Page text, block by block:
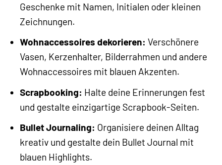
Geschenke mit Namen, Initialen oder kleinen
Zeichnungen.
Wohnaccessoires dekorieren: Verschönere
Vasen, Kerzenhalter, Bilderrahmen und andere
Wohnaccessoires mit blauen Akzenten.
Scrapbooking: Halte deine Erinnerungen fest
und gestalte einzigartige Scrapbook-Seiten.
Bullet Journaling: Organisiere deinen Alltag
kreativ und gestalte dein Bullet Journal mit
blauen Highlights.